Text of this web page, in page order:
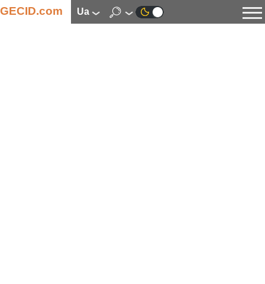
GECID.com ua